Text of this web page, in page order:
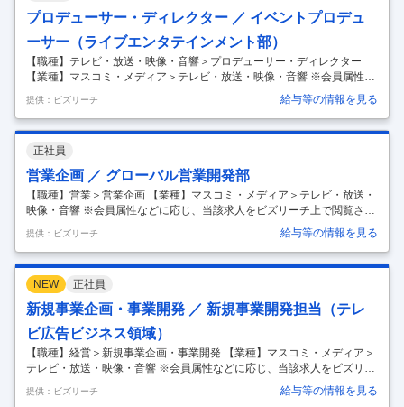
プロデューサー・ディレクター ／ イベントプロデュ
ーサー（ライブエンタテインメント部）
【職種】テレビ・放送・映像・音響＞プロデューサー・ディレクター
【業種】マスコミ・メディア＞テレビ・放送・映像・音響 ※会員属性な
どに応じ、当該求人をビズリーチ上で閲覧された際に内容が異なる場合
があります 「番組・ライブイベント事業部」は、TBSグループが掲げる
拡張戦略EDGE（＝Expand Digital Global Experience）の「Global」と
「Experience」における事業拡大を担っています。 ■「TBS」にしかで
きない、「TBS」だからこそできる！ 「ラヴィット！ロック」や、「C
DTVライブ！ライブ！大感謝祭」に代表されるように自社の強みを最大
限に活かした番組連動
提供：ビズリーチ 給与等の情報を見る
正社員
営業企画 ／ グローバル営業開発部
【職種】営業＞営業企画 【業種】マスコミ・メディア＞テレビ・放送・
映像・音響 ※会員属性などに応じ、当該求人をビズリーチ上で閲覧され
た際に内容が異なる場合があります 【業務内容】 ●TBS番組（バラエテ
ィ・ドラマ）の海外フォーマット営業 ●海外パートナーとのグローバル
向けコンテンツおよびビジネスの共同開発 ●上記ビジネスのプロジェク
トマネジメント 【応募者へのメッセージ】 TBSグループは、東京、ロサ
ンゼルス、ソウルの三拠点で連携し、グローバル向けIPの開発と展開を
加速しております。これまでも、「SASUKE/Ninja Warrior」や「Takes
hi’s Castle」に代表される番組フ …
提供：ビズリーチ 給与等の情報を見る
NEW 正社員
新規事業企画・事業開発 ／ 新規事業開発担当（テレ
ビ広告ビジネス領域）
【職種】経営＞新規事業企画・事業開発 【業種】マスコミ・メディア＞
テレビ・放送・映像・音響 ※会員属性などに応じ、当該求人をビズリー
チ上で閲覧された際に内容が異なる場合があります 【仕事内容】 ・アド
リーチマックスプロジェクトおよびセールスの推進 ・アドレサブルTV領
提供：ビズリーチ 給与等の情報を見る